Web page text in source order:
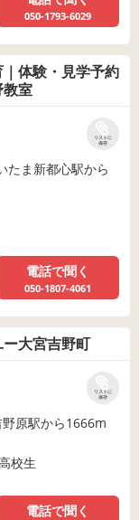
050-1793-6029
｜体験・見学予約
室
リストに
保存
たま新都心駅から
電話で聞く
050-1807-4061
大宮吉野町
リストに
保存
原駅から1666m
校生
電話で聞く